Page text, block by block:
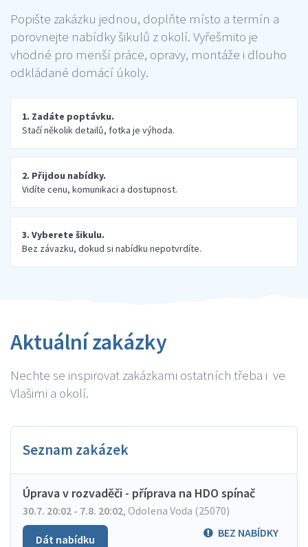
Popište zakázku jednou, doplňte místo a termín a
porovnejte nabídky šikulů z okolí. Vyřešmito je
vhodné pro menší práce, opravy, montáže i dlouho
odkládané domácí úkoly.
1. Zadáte poptávku.
Stačí několik detailů, fotka je výhoda.
2. Přijdou nabídky.
Vidíte cenu, komunikaci a dostupnost.
3. Vyberete šikulu.
Bez závazku, dokud si nabídku nepotvrdíte.
Aktuální zakázky
Nechte se inspirovat zakázkami ostatních třeba i ve
Vlašimi a okolí.
Seznam zakázek
Úprava v rozvaděči - příprava na HDO spínač
30.7. 20:02 - 7.8. 20:02, Odolena Voda (25070)
BEZ NABÍDKY
Dát nabídku